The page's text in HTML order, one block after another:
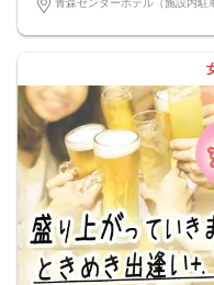
渋滞や駐車場満車による遅刻が増
更されませんのでご安心ください。